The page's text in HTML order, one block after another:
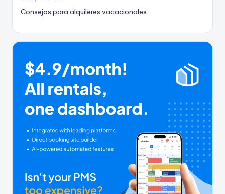
Consejos para alquileres vacacionales